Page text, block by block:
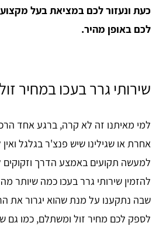
כעת ונעזור לכם במציאת בעל מקצוע
לכם באופן מהיר.
שירותי גרר בעכו במחיר זול
למי מאיתנו זה לא קרה, ברגע אחד
אחרת או שגילינו שיש פנצ'ר בגלגל ואין
למעשה תקועים באמצע הדרך וזקוקים
להזמין שירותי גרר בעכו כמה שיותר
שבה נתקענו על מנת שהוא יגרור את
לספק לכם מחיר זול ומשתלם, כמו גם